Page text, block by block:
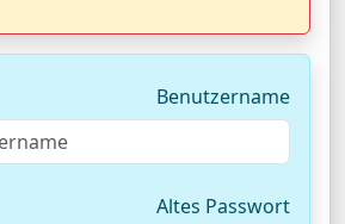
Benutzername
Altes Passwort